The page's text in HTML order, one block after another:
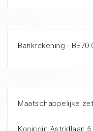
Bankrekening - BE70
Maatschappelijke
Koningin Astridlaan 6